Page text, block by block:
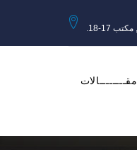
مقــــــــالات